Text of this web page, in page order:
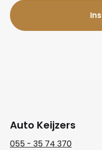
Auto Keijzers
055 - 35 74 370